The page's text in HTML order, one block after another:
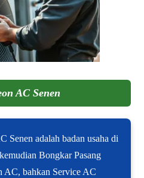
AC Senen
Senen adalah badan usaha di
Bongkar Pasang
AC, bahkan Service AC